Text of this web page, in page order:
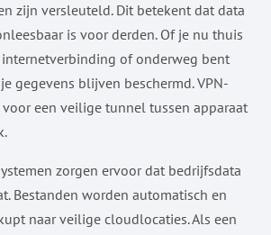
zijn versleuteld. Dit betekent dat data
is voor derden. Of je nu thuis
of onderweg bent
gegevens blijven beschermd. VPN-
een veilige tunnel tussen apparaat
zorgen ervoor dat bedrijfsdata
Bestanden worden automatisch en
naar veilige cloudlocaties. Als een